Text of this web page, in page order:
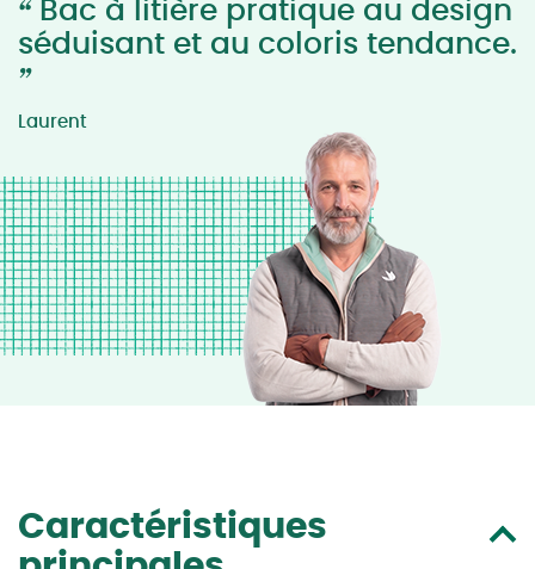
“ Bac à litière pratique au design
séduisant et au coloris tendance.
”
Laurent
Caractéristiques